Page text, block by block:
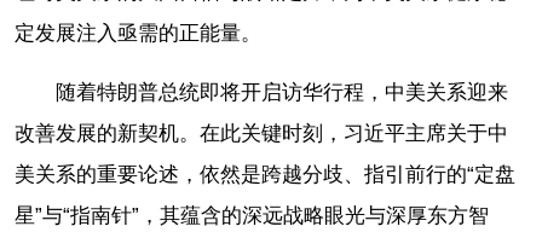
定发展注入亟需的正能量。
随着特朗普总统即将开启访华行程，中美关系迎来
改善发展的新契机。在此关键时刻，习近平主席关于中
美关系的重要论述，依然是跨越分歧、指引前行的“定盘
星”与“指南针”，其蕴含的深远战略眼光与深厚东方智